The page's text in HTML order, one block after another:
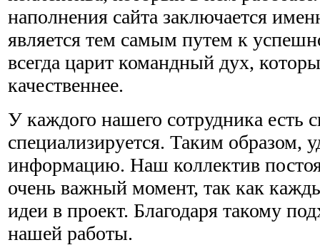
наполнения сайта заключается
является тем самым путем к
всегда царит командный дух,
качественнее.
У каждого нашего сотрудника есть
специализируется. Таким образом,
информацию. Наш коллектив
очень важный момент, так как
идеи в проект. Благодаря такому
нашей работы.